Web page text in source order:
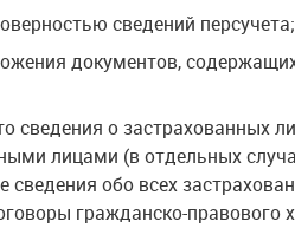
сведений персучета;
документов,
сведения о застрахованных
лицами (в отдельных
сведения обо всех
гражданско-правового